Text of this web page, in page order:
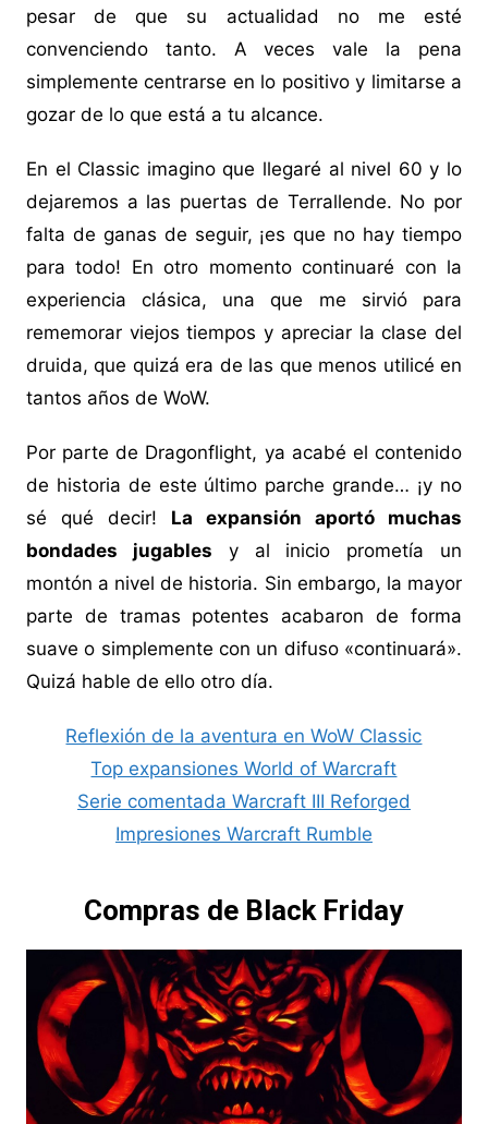
pesar de que su actualidad no me esté
convenciendo tanto. A veces vale la pena
simplemente centrarse en lo positivo y limitarse a
gozar de lo que está a tu alcance.
En el Classic imagino que llegaré al nivel 60 y lo
dejaremos a las puertas de Terrallende. No por
falta de ganas de seguir, ¡es que no hay tiempo
para todo! En otro momento continuaré con la
experiencia clásica, una que me sirvió para
rememorar viejos tiempos y apreciar la clase del
druida, que quizá era de las que menos utilicé en
tantos años de WoW.
Por parte de Dragonflight, ya acabé el contenido
de historia de este último parche grande… ¡y no
sé qué decir! La expansión aportó muchas
bondades jugables y al inicio prometía un
montón a nivel de historia. Sin embargo, la mayor
parte de tramas potentes acabaron de forma
suave o simplemente con un difuso «continuará».
Quizá hable de ello otro día.
Reflexión de la aventura en WoW Classic
Top expansiones World of Warcraft
Serie comentada Warcraft III Reforged
Impresiones Warcraft Rumble
Compras de Black Friday